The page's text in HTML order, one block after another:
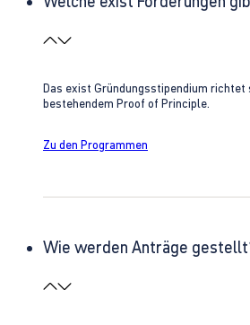
Das exist Gründungsstipendium
bestehendem Proof of Principle.
Zu den Programmen
Wie werden Anträge